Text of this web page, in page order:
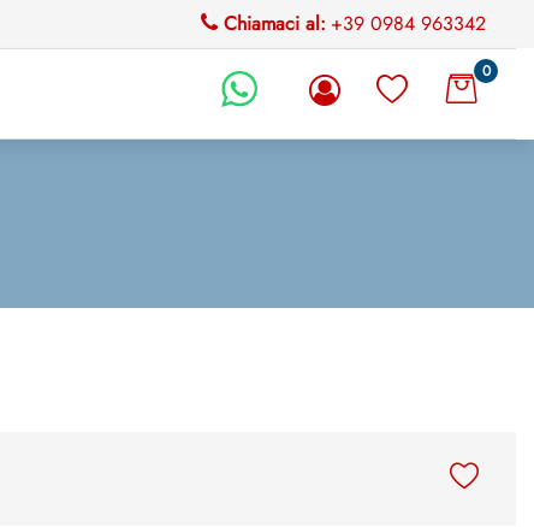
Chiamaci al: +39 0984 963342
0